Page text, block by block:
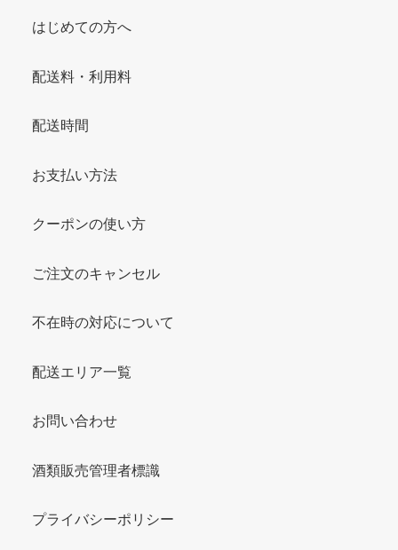
はじめての方へ
配送料・利用料
配送時間
お支払い方法
クーポンの使い方
ご注文のキャンセル
不在時の対応について
配送エリア一覧
お問い合わせ
酒類販売管理者標識
プライバシーポリシー